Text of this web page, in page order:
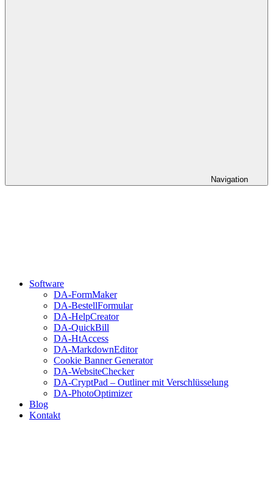
Navigation
Software
DA-FormMaker
DA-BestellFormular
DA-HelpCreator
DA-QuickBill
DA-HtAccess
DA-MarkdownEditor
Cookie Banner Generator
DA-WebsiteChecker
DA-CryptPad – Outliner mit Verschlüsselung
DA-PhotoOptimizer
Blog
Kontakt